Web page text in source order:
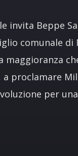
invita Beppe
comunale di
maggioranza
proclamare
per